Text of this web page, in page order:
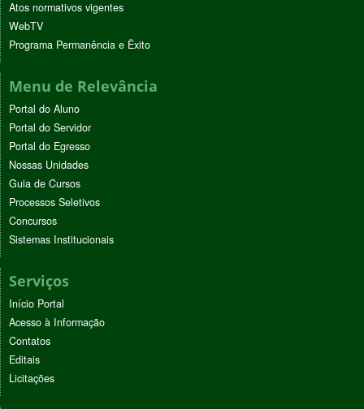
Atos normativos vigentes
WebTV
Programa Permanência e Êxito
Menu de Relevância
Portal do Aluno
Portal do Servidor
Portal do Egresso
Nossas Unidades
Guia de Cursos
Processos Seletivos
Concursos
Sistemas Institucionais
Serviços
Início Portal
Acesso à Informação
Contatos
Editais
Licitações